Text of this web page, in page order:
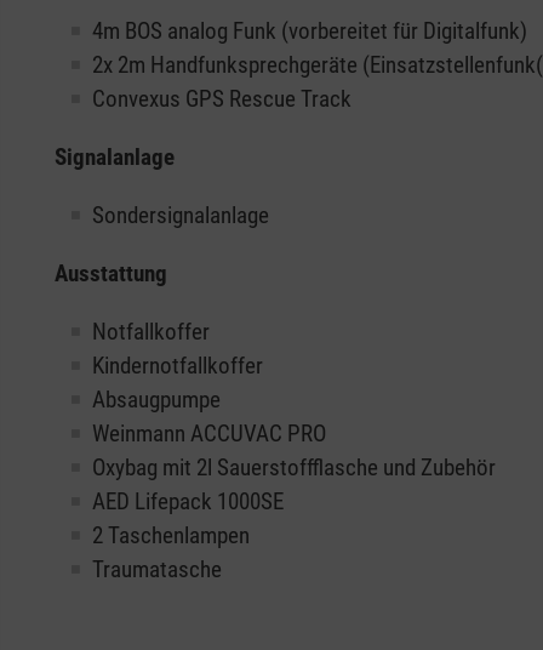
4m BOS analog Funk (vorbereitet für Digitalfunk)
2x 2m Handfunksprechgeräte (Einsatzstellenfunk(
Convexus GPS Rescue Track
Signalanlage
Sondersignalanlage
Ausstattung
Notfallkoffer
Kindernotfallkoffer
Absaugpumpe
Weinmann ACCUVAC PRO
Oxybag mit 2l Sauerstoffflasche und Zubehör
AED Lifepack 1000SE
2 Taschenlampen
Traumatasche